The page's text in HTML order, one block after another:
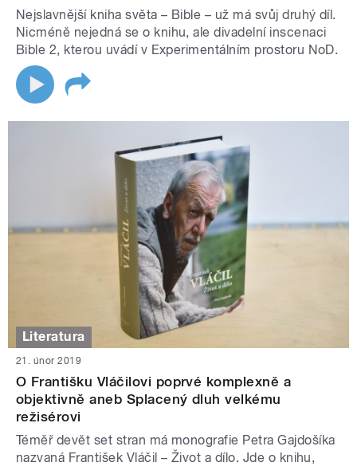
Nejslavnější kniha světa – Bible – už má svůj druhý díl.
Nicméně nejedná se o knihu, ale divadelní inscenaci
Bible 2, kterou uvádí v Experimentálním prostoru NoD.
Literatura
21. únor 2019
O Františku Vláčilovi poprvé komplexně a
objektivně aneb Splacený dluh velkému
režisérovi
Téměř devět set stran má monografie Petra Gajdošíka
nazvaná František Vláčil – Život a dílo. Jde o knihu,